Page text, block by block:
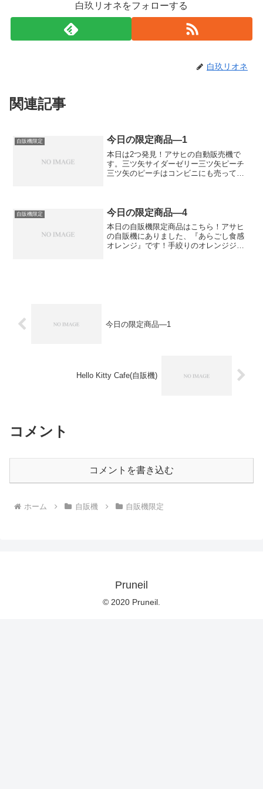
白玖リオネをフォローする
白玖リオネ
関連記事
自販機限定 今日の限定商品―1
本日は2つ発見！アサヒの自動販売機で
す。三ツ矢サイダーゼリー三ツ矢ピーチ
三ツ矢のピーチはコンビニにも売ってる
パーセントピ...
自販機限定 今日の限定商品―4
本日の自販機限定商品はこちら！アサヒ
の自販機にありました、『あらごし食感
オレンジ』です！手絞りのオレンジジュ
今日の限定商品―1
Hello Kitty Cafe(自販機)
コメント
コメントを書き込む
ホーム 自販機 自販機限定
Pruneil
© 2020 Pruneil.